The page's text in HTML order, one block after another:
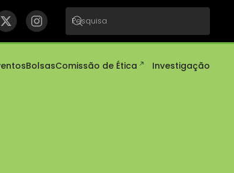
BolsasComissão de Ética Investigação